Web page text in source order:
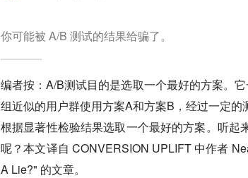
你可能被 A/B 测试的结果给骗了。
编者按：A/B测试目的是选取一个最好的方案。
组近似的用户群使用方案A和方案B，经过一定
根据显著性检验结果选取一个最好的方案。听
呢？本文译自 CONVERSION UPLIFT 中作者
A Lie?" 的文章。